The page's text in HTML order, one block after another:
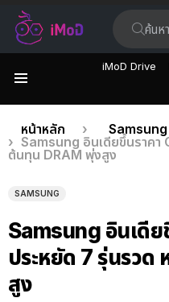
iMoD Drive
เรื่อง
ล่าสุด
คุณอยู่ที่นี่:
หน้าหลัก
Samsung
Samsung อินเดียขึ้นราคา
ต้นทุน DRAM พุ่งสูง
SAMSUNG
Samsung อินเดี
ประหยัด 7 รุ่นรว
สูง